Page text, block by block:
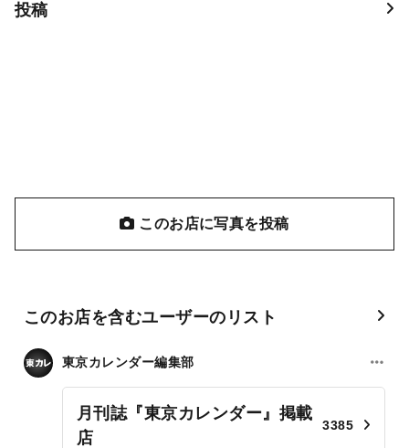
投稿
このお店に写真を投稿
このお店を含むユーザーのリスト
東京カレンダー編集部
月刊誌『東京カレンダー』掲載
店
3385